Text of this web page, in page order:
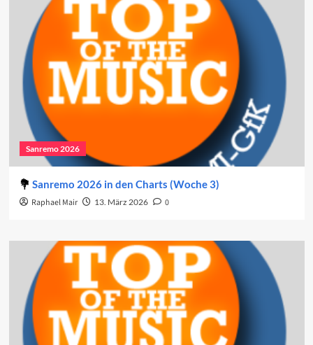
Sanremo 2026
Sanremo 2026 in den Charts (Woche 3)
Raphael Mair 13. März 2026 0